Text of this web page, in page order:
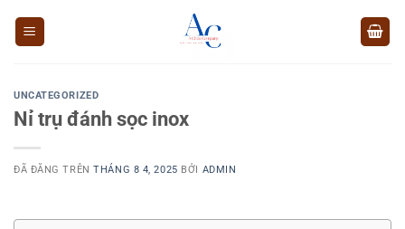
UNCATEGORIZED
Nỉ trụ đánh sọc inox
ĐÃ ĐĂNG TRÊNTHÁNG 8 4, 2025 BỞI ADMIN